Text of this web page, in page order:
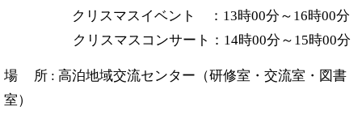
クリスマスイベント ：13時00分～16時00分
クリスマスコンサート：14時00分～15時00分
場 所 : 高泊地域交流センター（研修室・交流室・図書
室）